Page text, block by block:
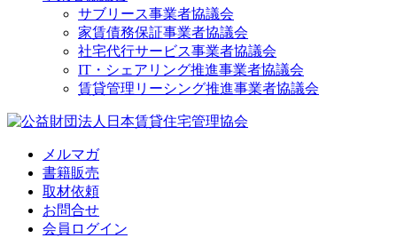
サブリース事業者協議会
家賃債務保証事業者協議会
社宅代行サービス事業者協議会
IT・シェアリング推進事業者協議会
賃貸管理リーシング推進事業者協議会
メルマガ
書籍販売
取材依頼
お問合せ
会員ログイン